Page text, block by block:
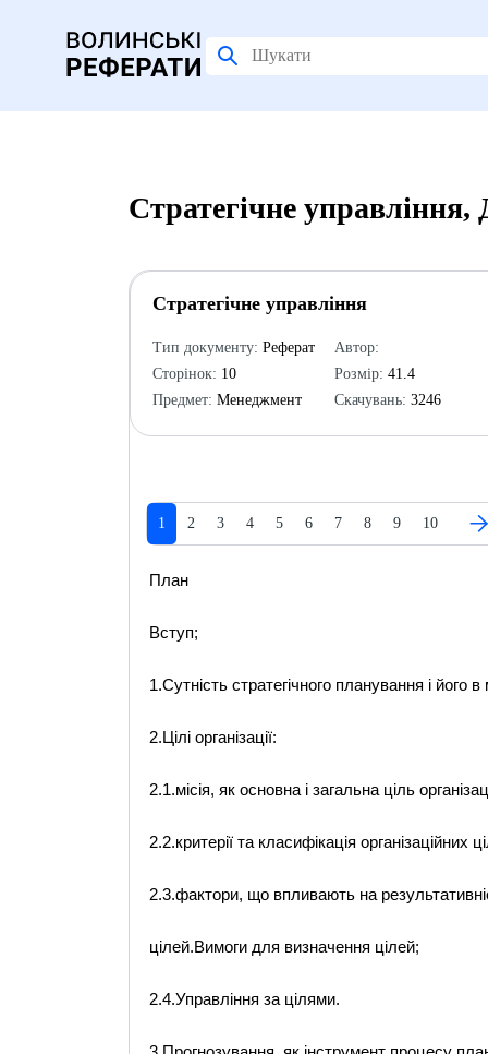
Стратегічне
Стратегічне управління
Тип документу: Реферат
Сторінок: 10
Предмет: Менеджмент
Автор:
Розмір: 41.4
Скачувань: 3246
1 2 3 4 5 6 7 8 9 10
План
Вступ;
1.Сутність стратегічного планування і його
2.Цілі організації:
2.1.місія, як основна і загальна ціль
2.2.критерії та класифікація організаційних
2.3.фактори, що впливають на
цілей.Вимоги для визначення цілей;
2.4.Управління за цілями.